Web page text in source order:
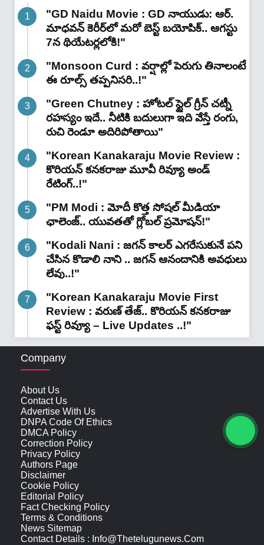
"GD Naidu Movie : GD నాయుడు: ఆర్.
మాధవన్‌ కెరీర్‌లో మరో బెస్ట్ బయోపిక్.. ఆగస్టు
7న థియేటర్లలోకి!"
"Monsoon Curd : వర్షాల్లో పెరుగు తినాలంటే
ఈ రూల్స్ తప్పనిసరి..!"
"Green Chutney : హోటల్ స్టైల్ గ్రీన్ చట్నీ
రహస్యం ఇదే.. నీటికి బదులుగా ఇది వేస్తే రంగు,
రుచి రెండూ అదిరిపోతాయి"
"Korean Kanakaraju Movie Review :
కొరియన్ కనకరాజు మూవీ రివ్యూ అండ్
రేటింగ్‌..!"
"PM Modi : మోదీ కొత్త సోషల్ మీడియా
ఛాలెంజ్.. యువతతో గ్లోబల్ ప్రమోషన్!"
"Kodali Nani : జగన్ కాలర్ ఎగరేసుకునే పని
చేసిన కొడాలి నాని .. జగన్ ఆనందానికి అవధులు
లేవు..!"
"Korean Kanakaraju Movie First
Review : వరుణ్ తేజ్.. కొరియన్ కనకరాజు
ఫస్ట్ రివ్యూ – Live Updates ..!"
Company
About Us
Contact Us
Advertise With Us
DNPA Code Of Ethics
DMCA Policy
Correction Policy
Privacy Policy
Authors Page
Disclaimer
Cookie Policy
Editorial Policy
Fact Checking Policy
Terms & Conditions
News Sitemap
Contact Details : Info@thetelugunews.com